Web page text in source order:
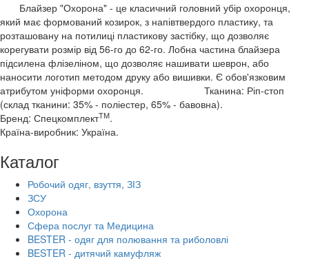
Блайзер "Охорона" - це класичний головний убір охоронця,
який має формований козирок, з напівтвердого пластику, та
розташовану на потилиці пластикову застібку, що дозволяє
корегувати розмір від 56-го до 62-го. Лобна частина блайзера
підсилена флізеліном, що дозволяє нашивати шеврон, або
наносити логотип методом друку або вишивки. Є обов'язковим
атрибутом уніформи охоронця. Тканина: Ріп-стоп
(склад тканини: 35% - поліестер, 65% - бавовна).
Бренд: СпецкомплектТМ.
Країна-виробник: Україна.
Каталог
Робочий одяг, взуття, ЗІЗ
ЗСУ
Охорона
Сфера послуг та Медицина
BESTER - одяг для полювання та риболовлі
BESTER - дитячий камуфляж